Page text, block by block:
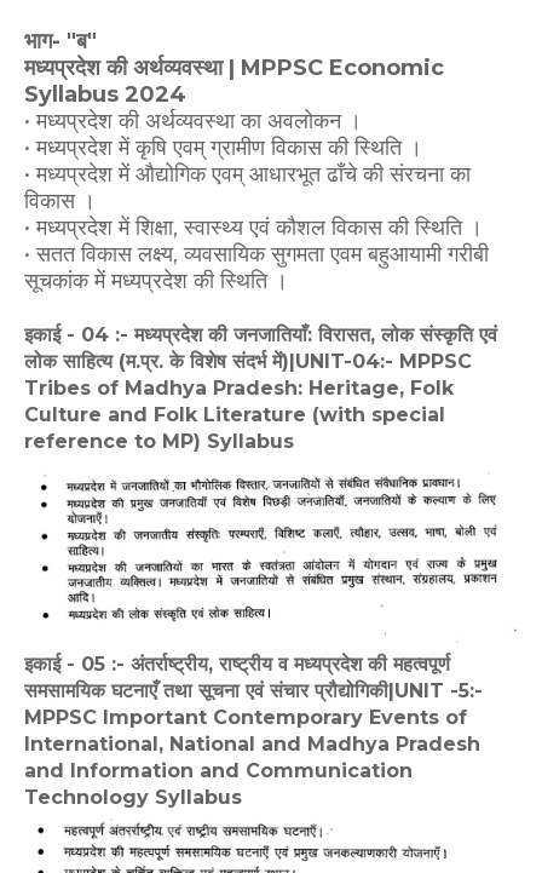
भाग- "ब"
मध्यप्रदेश की अर्थव्यवस्था | MPPSC Economic
Syllabus 2024
• मध्यप्रदेश की अर्थव्यवस्था का अवलोकन ।
• मध्यप्रदेश में कृषि एवम् ग्रामीण विकास की स्थिति ।
• मध्यप्रदेश में औद्योगिक एवम् आधारभूत ढाँचे की संरचना का
विकास ।
• मध्यप्रदेश में शिक्षा, स्वास्थ्य एवं कौशल विकास की स्थिति ।
• सतत विकास लक्ष्य, व्यवसायिक सुगमता एवम बहुआयामी गरीबी
सूचकांक में मध्यप्रदेश की स्थिति ।
इकाई - 04 :- मध्यप्रदेश की जनजातियाँ: विरासत, लोक संस्कृति एवं
लोक साहित्य (म.प्र. के विशेष संदर्भ में)| UNIT-04:- MPPSC
Tribes of Madhya Pradesh: Heritage, Folk
Culture and Folk Literature (with special
reference to MP) Syllabus
इकाई - 05 :- अंतर्राष्ट्रीय, राष्ट्रीय व मध्यप्रदेश की महत्वपूर्ण
समसामयिक घटनाएँ तथा सूचना एवं संचार प्रौद्योगिकी|UNIT -5:-
MPPSC Important Contemporary Events of
International, National and Madhya Pradesh
and Information and Communication
Technology Syllabus